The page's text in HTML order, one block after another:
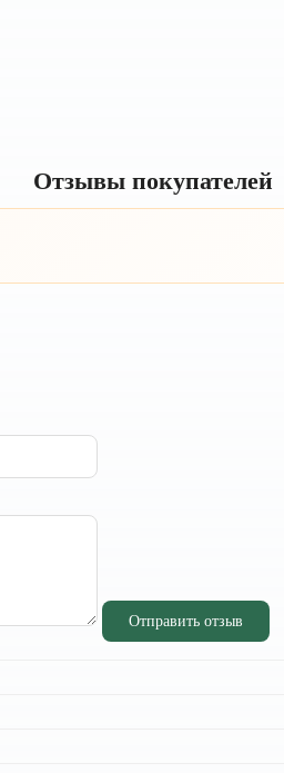
Отзывы покупателей
Отправить отзыв